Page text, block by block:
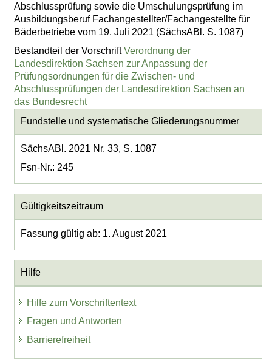
Abschlussprüfung sowie die Umschulungsprüfung im
Ausbildungsberuf Fachangestellter/Fachangestellte für
Bäderbetriebe vom 19. Juli 2021 (SächsABl. S. 1087)
Bestandteil der VorschriftVerordnung der
Landesdirektion Sachsen zur Anpassung der
Prüfungsordnungen für die Zwischen- und
Abschlussprüfungen der Landesdirektion Sachsen an
das Bundesrecht
Fundstelle und systematische Gliederungsnummer
SächsABl. 2021 Nr. 33, S. 1087
Fsn-Nr.: 245
Gültigkeitszeitraum
Fassung gültig ab: 1. August 2021
Hilfe
Hilfe zum Vorschriftentext
Fragen und Antworten
Barrierefreiheit